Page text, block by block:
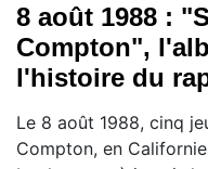
8 août 1988 :
Compton",
l'histoire du
Le 8 août 1988, cinq
Compton, en